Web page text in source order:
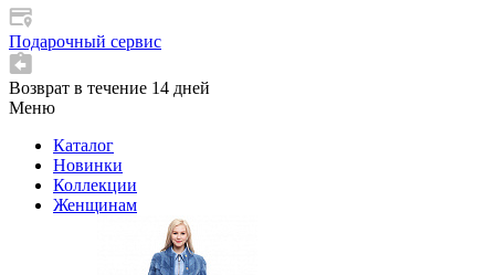
Подарочный сервис
Возврат в течение 14 дней
Меню
Каталог
Новинки
Коллекции
Женщинам